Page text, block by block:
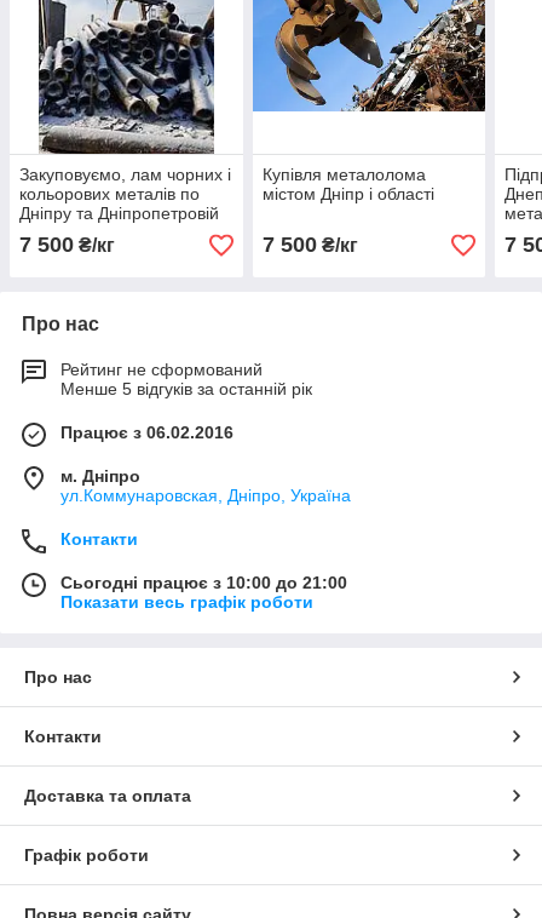
Закуповуємо, лам чорних і
кольорових металів по
Дніпру та Дніпропетровій
зоні. Здійснюємо
демонтаж
7 500 ₴/кг
Купівля металолома
містом Дніпр і області
7 500₴/кг 7
Про нас
Рейтинг не сформований
Менше 5 відгуків за останній рік
Працює з 06.02.2016
м. Дніпро
ул.Коммунаровская, Дніпро, Україна
Контакти
Сьогодні працює з 10:00 до 21:00
Показати весь графік роботи
Про нас
Контакти
Доставка та оплата
Графік роботи